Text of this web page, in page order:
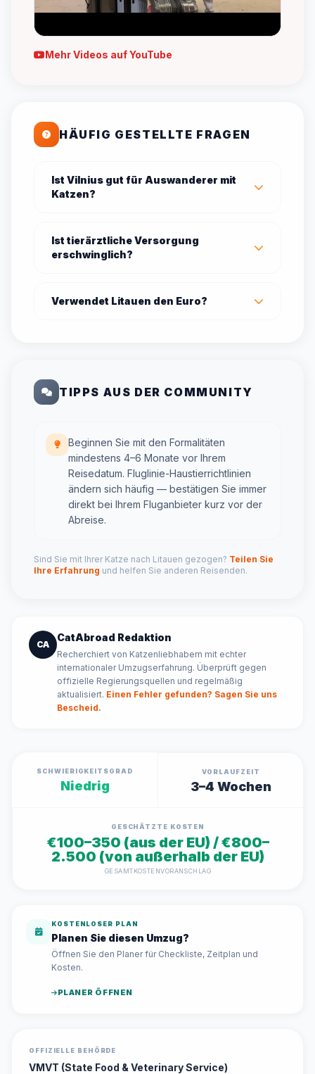
Mehr Videos auf YouTube
HÄUFIG GESTELLTE FRAGEN
Ist Vilnius gut für Auswanderer mit
Katzen?
Ist tierärztliche Versorgung
erschwinglich?
Verwendet Litauen den Euro?
TIPPS AUS DER COMMUNITY
Beginnen Sie mit den Formalitäten
mindestens 4–6 Monate vor Ihrem
Reisedatum. Fluglinie-Haustierrichtlinien
ändern sich häufig — bestätigen Sie immer
direkt bei Ihrem Fluganbieter kurz vor der
Abreise.
Sind Sie mit Ihrer Katze nach Litauen gezogen? Teilen Sie
Ihre Erfahrung und helfen Sie anderen Reisenden.
CA
CatAbroad Redaktion
Recherchiert von Katzenliebhabern mit echter
internationaler Umzugserfahrung. Überprüft gegen
offizielle Regierungsquellen und regelmäßig
aktualisiert. Einen Fehler gefunden? Sagen Sie uns
Bescheid.
SCHWIERIGKEITSGRAD
Niedrig
VORLAUFZEIT
3–4 Wochen
GESCHÄTZTE KOSTEN
€100–350 (aus der EU) / €800–
2.500 (von außerhalb der EU)
GESAMTKOSTENVORANSCHLAG
KOSTENLOSER PLAN
Planen Sie diesen Umzug?
Öffnen Sie den Planer für Checkliste, Zeitplan und
Kosten.
PLANER ÖFFNEN
OFFIZIELLE BEHÖRDE
VMVT (State Food & Veterinary Service)